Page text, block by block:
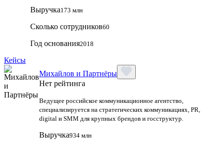
Выручка173 млн
Сколько сотрудников60
Год основания2018
Кейсы
Михайлов и Партнёры
Нет рейтинга
Ведущее российское коммуникационное агентство,
специализируется на стратегических коммуникациях, PR,
digital и SMM для крупных брендов и госструктур.
Выручка934 млн